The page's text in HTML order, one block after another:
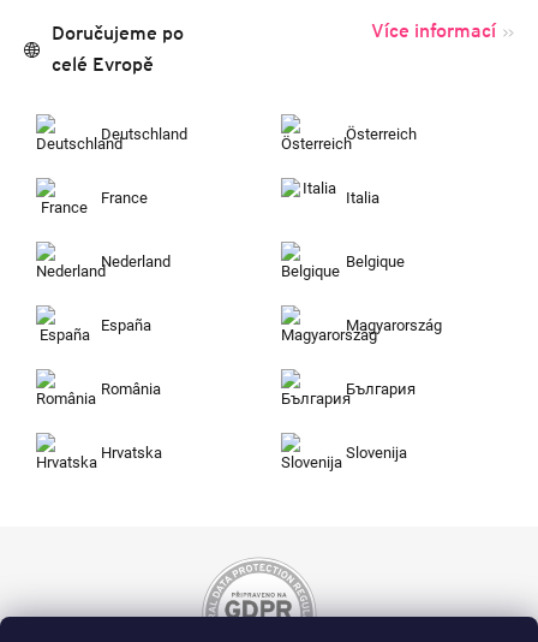
Doručujeme po
celé Evropě
Více informací
Deutschland Österreich
France Italia
Nederland Belgique
España Magyarország
România България
Hrvatska Slovenija